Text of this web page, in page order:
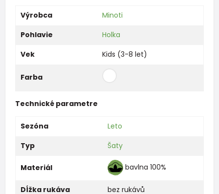
Výrobca
Minoti
Pohlavie
Holka
Vek
Kids (3-8 let)
Farba
Technické parametre
Sezóna
Leto
Typ
Šaty
Materiál bavlna 100%
Dĺžka rukáva bez rukávů